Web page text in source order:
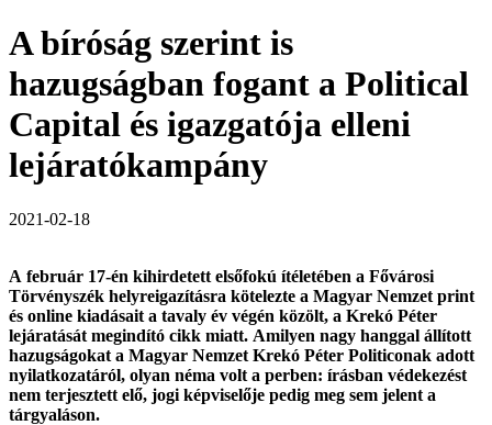
A bíróság szerint is
hazugságban fogant a Political
Capital és igazgatója elleni
lejáratókampány
2021-02-18
A február 17-én kihirdetett elsőfokú ítéletében a Fővárosi
Törvényszék helyreigazításra kötelezte a Magyar Nemzet print
és online kiadásait a tavaly év végén közölt, a Krekó Péter
lejáratását megindító cikk miatt. Amilyen nagy hanggal állított
hazugságokat a Magyar Nemzet Krekó Péter Politiconak adott
nyilatkozatáról, olyan néma volt a perben: írásban védekezést
nem terjesztett elő, jogi képviselője pedig meg sem jelent a
tárgyaláson.